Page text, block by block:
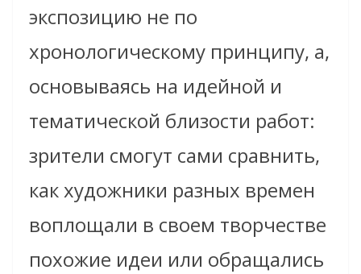
экспозицию не по
хронологическому принципу, а,
основываясь на идейной и
тематической близости работ:
зрители смогут сами сравнить,
как художники разных времен
воплощали в своем творчестве
похожие идеи или обращались